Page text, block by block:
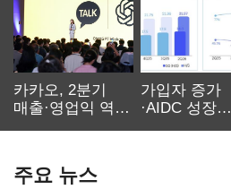
카카오, 2분기
매출·영업익 역대
가입자 증가
·AIDC 성장…
주요 뉴스